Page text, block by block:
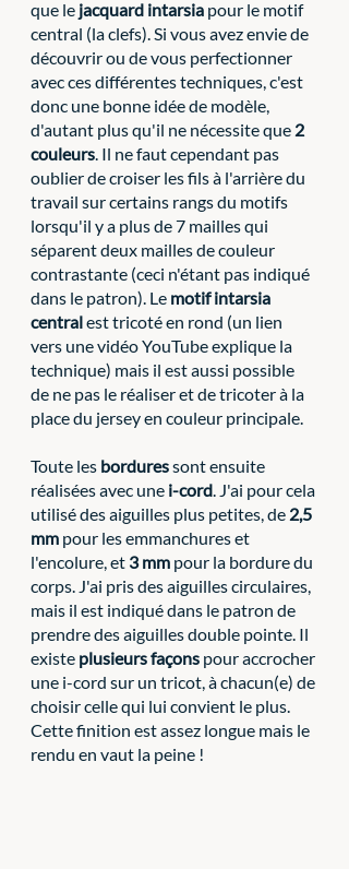
que le jacquard intarsia pour le motif
central (la clefs). Si vous avez envie de
découvrir ou de vous perfectionner
avec ces différentes techniques, c'est
donc une bonne idée de modèle,
d'autant plus qu'il ne nécessite que 2
couleurs. Il ne faut cependant pas
oublier de croiser les fils à l'arrière du
travail sur certains rangs du motifs
lorsqu'il y a plus de 7 mailles qui
séparent deux mailles de couleur
contrastante (ceci n'étant pas indiqué
dans le patron). Le motif intarsia
central est tricoté en rond (un lien
vers une vidéo YouTube explique la
technique) mais il est aussi possible
de ne pas le réaliser et de tricoter à la
place du jersey en couleur principale.
Toute les bordures sont ensuite
réalisées avec une i-cord. J'ai pour cela
utilisé des aiguilles plus petites, de 2,5
mm pour les emmanchures et
l'encolure, et 3 mm pour la bordure du
corps. J'ai pris des aiguilles circulaires,
mais il est indiqué dans le patron de
prendre des aiguilles double pointe. Il
existe plusieurs façons pour accrocher
une i-cord sur un tricot, à chacun(e) de
choisir celle qui lui convient le plus.
Cette finition est assez longue mais le
rendu en vaut la peine !